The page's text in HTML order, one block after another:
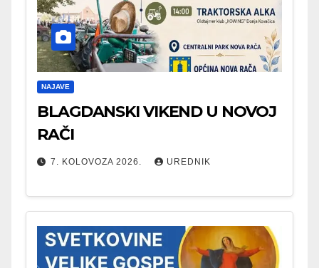
NAJAVE
BLAGDANSKI VIKEND U NOVOJ
RAČI
7. KOLOVOZA 2026. UREDNIK